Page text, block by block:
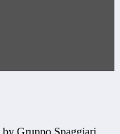
Gruppo Spaggiari